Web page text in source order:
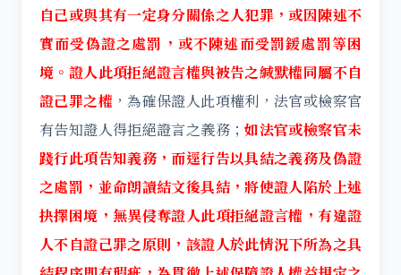
自己或與其有一定身分關係之人犯罪，或因陳述不
實而受偽證之處罰，或不陳述而受罰鍰處罰等困
境。證人此項拒絕證言權與被告之緘默權同屬不自
證己罪之權，為確保證人此項權利，法官或檢察官
有告知證人得拒絕證言之義務； 如法官或檢察官未
踐行此項告知義務，而逕行告以具結之義務及偽證
之處罰，並命朗讀結文後具結，將使證人陷於上述
抉擇困境，無異侵奪證人此項拒絕證言權，有違證
人不自證己罪之原則，該證人於此情況下所為之具